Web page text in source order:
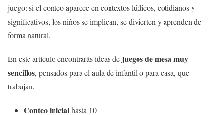
juego: si el conteo aparece en contextos lúdicos, cotidianos y
significativos, los niños se implican, se divierten y aprenden de
forma natural.
En este artículo encontrarás ideas de juegos de mesa muy
sencillos, pensados para el aula de infantil o para casa, que
trabajan:
Conteo inicialhasta 10